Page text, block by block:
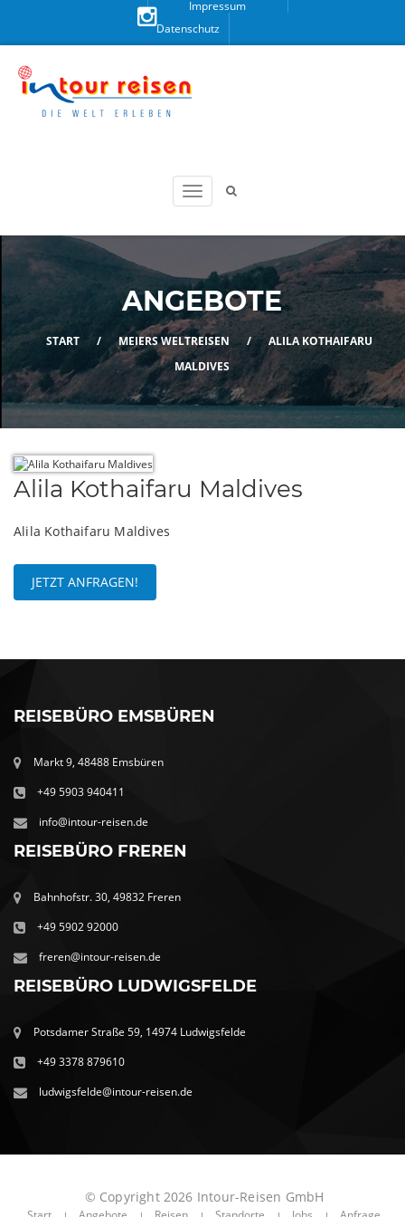
Sie uns
auf
Impressum
Datenschutz
ANGEBOTE
START / MEIERS WELTREISEN /
ALILA KOTHAIFARU
MALDIVES
Alila Kothaifaru Maldives
Alila Kothaifaru Maldives
JETZT ANFRAGEN!
REISEBÜRO EMSBÜREN
Markt 9, 48488 Emsbüren
+49 5903 940411
info@intour-reisen.de
REISEBÜRO FREREN
Bahnhofstr. 30, 49832 Freren
+49 5902 92000
freren@intour-reisen.de
REISEBÜRO LUDWIGSFELDE
Potsdamer Straße 59, 14974 Ludwigsfelde
+49 3378 879610
ludwigsfelde@intour-reisen.de
© Copyright 2026 Intour-Reisen GmbH